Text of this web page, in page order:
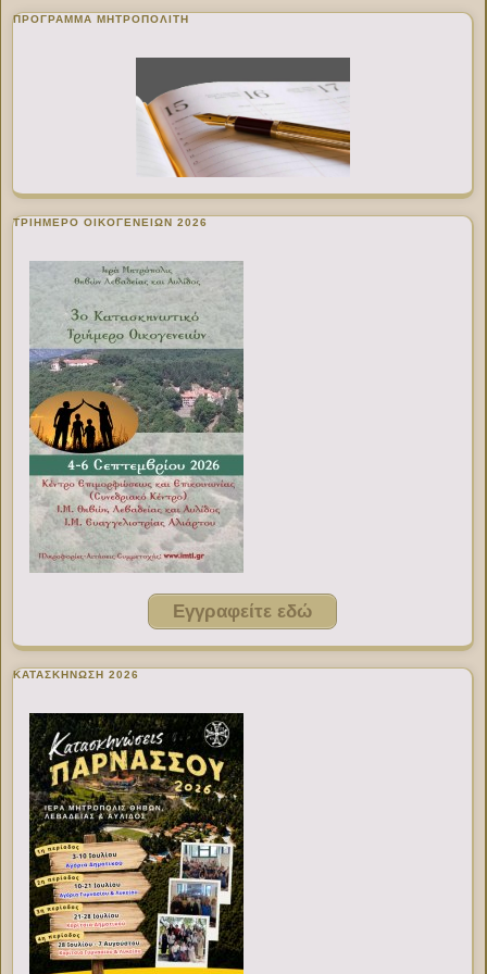
ΠΡΌΓΡΑΜΜΑ ΜΗΤΡΟΠΟΛΊΤΗ
ΤΡΙΗΜΕΡΟ ΟΙΚΟΓΕΝΕΙΩΝ 2026
Εγγραφείτε εδώ
ΚΑΤΑΣΚΗΝΩΣΗ 2026